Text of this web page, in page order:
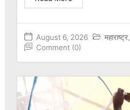
August 6, 2026 महाराष्ट्र,
Comment (0)